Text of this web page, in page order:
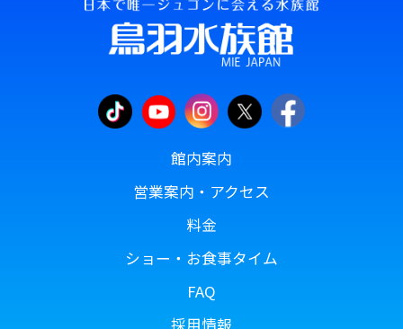
館内案内
営業案内・アクセス
料金
ショー・お食事タイム
FAQ